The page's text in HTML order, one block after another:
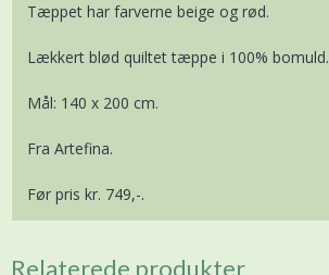
Tæppet har farverne beige og rød.
Lækkert blød quiltet tæppe i 100% bomuld.
Mål: 140 x 200 cm.
Fra Artefina.
Før pris kr. 749,-.
Relaterede produkter